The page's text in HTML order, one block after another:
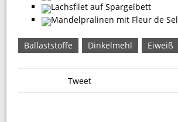
Lachsfilet auf Spargelbett
Mandelpralinen mit Fleur de Sel
Ballaststoffe Dinkelmehl Eiweiß
Tweet